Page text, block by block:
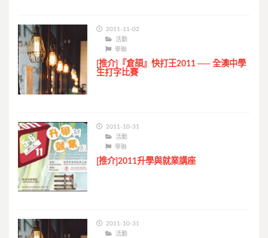
2011-11-02
活動
學聯
[推介]『倉頡』快打王2011 ── 全澳中學
生打字比賽
2011-10-31
活動
學聯
[推介]2011升學與就業講座
2011-10-31
活動